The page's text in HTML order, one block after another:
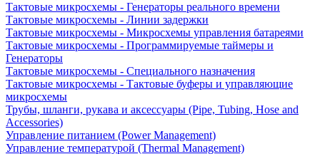
Тактовые микросхемы - Генераторы реального времени
Тактовые микросхемы - Линии задержки
Тактовые микросхемы - Микросхемы управления батареями
Тактовые микросхемы - Программируемые таймеры и
Генераторы
Тактовые микросхемы - Специального назначения
Тактовые микросхемы - Тактовые буферы и управляющие
микросхемы
Трубы, шланги, рукава и аксессуары (Pipe, Tubing, Hose and
Accessories)
Управление питанием (Power Management)
Управление температурой (Thermal Management)